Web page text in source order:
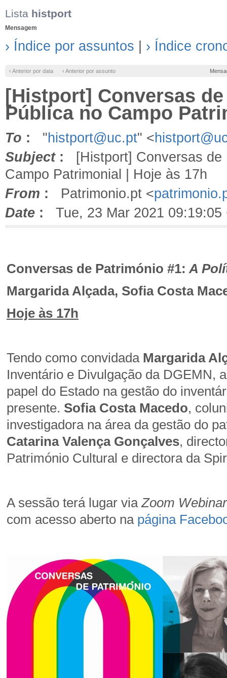
Lista histport
Mensagem
› Índice por assuntos › Índice
‹ Anterior por data ‹ Anterior por assunto
[Histport] Conversas
Pública no Campo
To : "histport@uc.pt" <
Subject: [Histport] Conversas de
Campo Patrimonial | Hoje às 17h
From : Patrimonio.pt <
Date : Tue, 23 Mar 2021 09:19:05
Conversas de Património #1: A
Margarida Alçada, Sofia Costa
Hoje às 17h
Tendo como convidada Margarida
Inventário e Divulgação da DGEMN,
papel do Estado na gestão do
presente. Sofia Costa Macedo,
investigadora na área da gestão do
Catarina Valença Gonçalves,
Património Cultural e directora da
A sessão terá lugar viaZoom Webinar
com acesso aberto na página